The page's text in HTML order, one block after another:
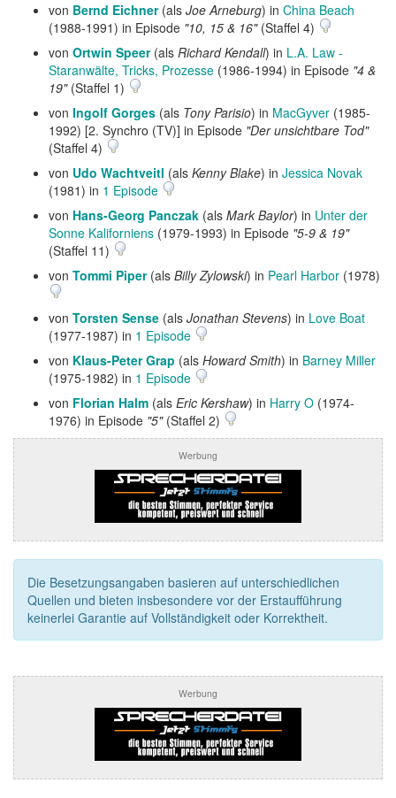
von Bernd Eichner(als Joe Arneburg) in China Beach
(1988-1991) in Episode "10, 15 & 16"(Staffel 4)
von Ortwin Speer(als Richard Kendall) in L.A. Law -
Staranwälte, Tricks, Prozesse (1986-1994) in Episode "4 &
19"(Staffel 1)
von Ingolf Gorges (als Tony Parisio) in MacGyver (1985-
1992) [2. Synchro (TV)] in Episode "Der unsichtbare Tod"
(Staffel 4)
von Udo Wachtveitl (als Kenny Blake) in Jessica Novak
(1981) in 1 Episode
von Hans-Georg Panczak (als Mark Baylor) in Unter der
Sonne Kaliforniens (1979-1993) in Episode "5-9 & 19"
(Staffel 11)
von Tommi Piper(als Billy Zylowski) in Pearl Harbor (1978)
von Torsten Sense (als Jonathan Stevens) in Love Boat
(1977-1987) in 1 Episode
von Klaus-Peter Grap (als Howard Smith) in Barney Miller
(1975-1982) in 1 Episode
von Florian Halm (als Eric Kershaw) in Harry O (1974-
1976) in Episode "5"(Staffel 2)
Werbung
Die Besetzungsangaben basieren auf unterschiedlichen
Quellen und bieten insbesondere vor der Erstaufführung
keinerlei Garantie auf Vollständigkeit oder Korrektheit.
Werbung